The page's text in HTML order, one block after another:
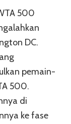
500
DC.
pemain-
500.
di
ke fase